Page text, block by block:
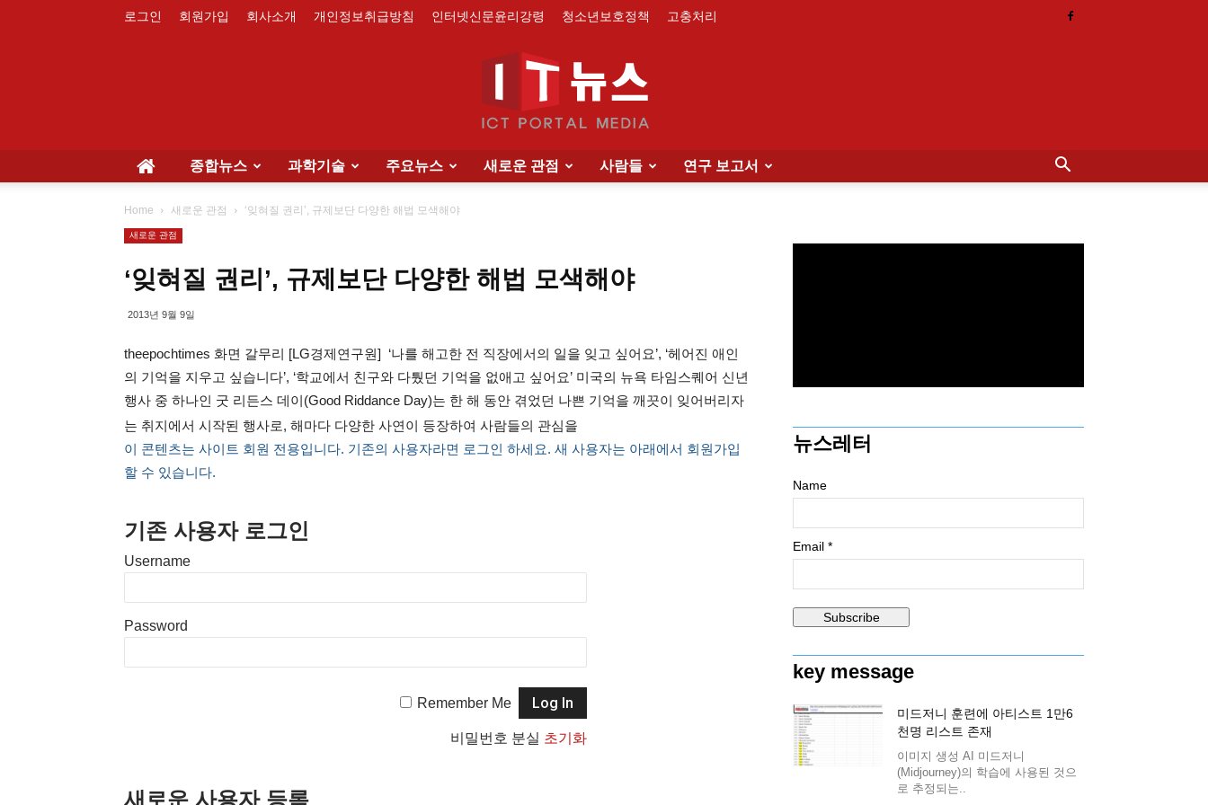
로그인 회원가입 회사소개 개인정보취급방침 인터넷신문윤리강령 청소년보호정책 고충처리
종합뉴스 과학기술 주요뉴스 새로운 관점 사람들 연구 보고서
Home 새로운 관점 ‘잊혀질 권리’, 규제보단 다양한 해법 모색해야
새로운 관점
‘잊혀질 권리’, 규제보단 다양한 해법 모색해야
2013년 9월 9일
theepochtimes 화면 갈무리 [LG경제연구원] ‘나를 해고한 전 직장에서의 일을 잊고 싶어요’, ‘헤어진 애인
의 기억을 지우고 싶습니다’, ‘학교에서 친구와 다퉜던 기억을 없애고 싶어요’ 미국의 뉴욕 타임스퀘어 신년
행사 중 하나인 굿 리든스 데이(Good Riddance Day)는 한 해 동안 겪었던 나쁜 기억을 깨끗이 잊어버리자
는 취지에서 시작된 행사로, 해마다 다양한 사연이 등장하여 사람들의 관심을
이 콘텐츠는 사이트 회원 전용입니다. 기존의 사용자라면 로그인 하세요. 새 사용자는 아래에서 회원가입
할 수 있습니다.
기존 사용자 로그인
Username
Password
Remember Me
비밀번호 분실 초기화
새로운 사용자 등록
뉴스레터
Name
Email *
key message
미드저니 훈련에 아티스트 1만6
천명 리스트 존재
이미지 생성 AI 미드저니
(Midjourney)의 학습에 사용된 것으
로 추정되는..